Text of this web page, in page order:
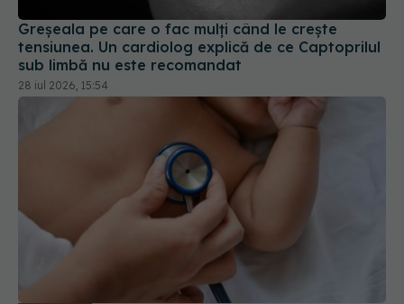
Greșeala pe care o fac mulți când le crește
tensiunea. Un cardiolog explică de ce Captoprilul
sub limbă nu este recomandat
28 iul 2026, 15:54